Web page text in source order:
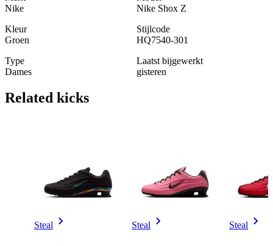
Nike
Nike Shox Z
Kleur
Groen
Stijlcode
HQ7540-301
Type
Dames
Laatst bijgewerkt
gisteren
Related kicks
Steal Steal Steal